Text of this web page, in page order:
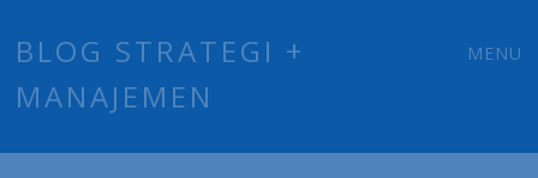
BLOG STRATEGI +
MANAJEMEN
MENU